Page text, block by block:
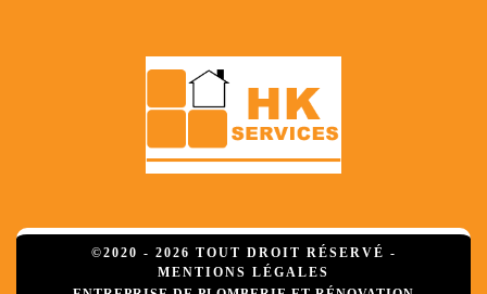
©2020 - 2026 TOUT DROIT RÉSERVÉ -
MENTIONS LÉGALES